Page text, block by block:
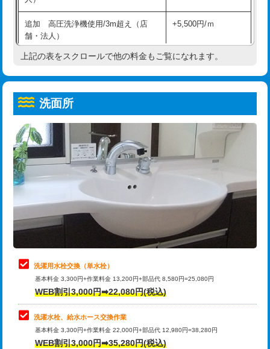
コンクリート斫り（厚さ10㎝超え）
モルタル補修（厚さ10㎝まで） 27,500円
モルタル補修（厚さ10㎝超え） 38,500円
洗面台設置 38,500円
追加人工
廃棄・処分 現場見積
※給水管工事は20mmまでの価格です。
給水管工事※（ホール加工)
給水管工事※（バンド止め) 3,300円
給水管工事※（支持金具設置) 5,500円
給水管工事※（保温材使用（バンド止
め込み）)
5,500円
給水管工事※（土の掘削・埋め戻し作
業)
11,000円
給水管工事※（塩ビ管（VP・HI）使
用/3ｍまで)
33,000円
給水管工事※（塩ビ管（VP・HI）使
用（追加）/3ｍ超え)
給水管工事※（ライニング鋼管・銅
管・ポリ管・HT管使用/3ｍまで)
44,000円
給水管工事※（ライニング鋼管・銅
管・ポリ管・HT管使用/3ｍ超え)
排水管工事（土の掘削・埋め戻し作
業）
排水管工事（排水管工事/3ｍまで） 55,000円
追加 高圧洗浄機使用/3m超え（店
舗・法人）
+5,500円/ｍ
高度高圧洗浄換 現地調査
トーラー機使用/3mまで
追加トーラー機使用/3m超え +3,300円
カメラ調査 33,000円
桝清掃
止水・漏水調査・防水処理・清掃・修
理・調整・分解・加工など（軽作業）
11,000円
止水・漏水調査・防水処理・清掃・修
理・調整・分解・加工など（中作業）
22,000円
止水・漏水調査・防水処理・清掃・修
理・調整・分解・加工など（重作業）
33,000円
キッチンタンク脱着
その他部品の脱着
上記の表をスクロールで他の料金もご覧になれます。
洗面所
洗濯用水栓交換（単水栓）
基本料金 3,300円+作業料金 13,200円+部品代 8,580円=25,080円
WEB割引3,000円➡22,080円(税込)
洗濯水栓、給水ホース交換作業
基本料金 3,300円+作業料金 22,000円+部品代 12,980円=38,280円
WEB割引3,000円➡35,280円(税込)